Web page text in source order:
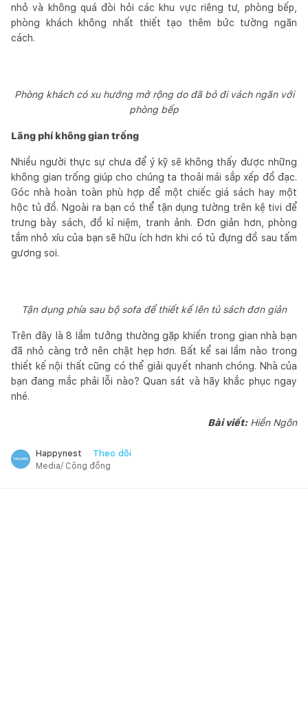
nhỏ và không quá đòi hỏi các khu vực riêng tư, phòng bếp,
phòng khách không nhất thiết tạo thêm bức tường ngăn
cách.
Phòng khách có xu hướng mở rộng do đã bỏ đi vách ngăn với
phòng bếp
Lãng phí không gian trống
Nhiều người thực sự chưa để ý kỹ sẽ không thấy được những
không gian trống giúp cho chúng ta thoải mái sắp xếp đồ đạc.
Góc nhà hoàn toàn phù hợp để một chiếc giá sách hay một
hộc tủ đồ. Ngoài ra bạn có thể tận dụng tường trên kệ tivi để
trưng bày sách, đồ kỉ niệm, tranh ảnh. Đơn giản hơn, phòng
tắm nhỏ xíu của bạn sẽ hữu ích hơn khi có tủ đựng đồ sau tấm
gương soi.
Tận dụng phía sau bộ sofa để thiết kế lên tủ sách đơn giản
Trên đây là 8 lầm tưởng thường gặp khiến trong gian nhà bạn
đã nhỏ càng trở nên chật hẹp hơn. Bất kể sai lầm nào trong
thiết kế nội thất cũng có thể giải quyết nhanh chóng. Nhà của
bạn đang mắc phải lỗi nào? Quan sát và hãy khắc phục ngay
nhé.
Bài viết:Hiền Ngôn
Happynest Theo dõi
Media/ Cộng đồng